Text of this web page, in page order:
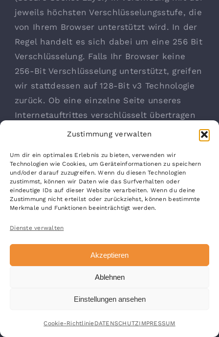
Zustimmung verwalten
Um dir ein optimales Erlebnis zu bieten, verwenden wir
Technologien wie Cookies, um Geräteinformationen zu speichern
und/oder darauf zuzugreifen. Wenn du diesen Technologien
zustimmst, können wir Daten wie das Surfverhalten oder
eindeutige IDs auf dieser Website verarbeiten. Wenn du deine
Zustimmung nicht erteilst oder zurückziehst, können bestimmte
Merkmale und Funktionen beeinträchtigt werden.
Dienste verwalten
Akzeptieren
Ablehnen
Einstellungen ansehen
Cookie-RichtlinieDATENSCHUTZIMPRESSUM
jeweils höchsten Verschlüsselungsstufe, die
von Ihrem Browser unterstützt wird. In der
Regel handelt es sich dabei um eine 256 Bit
Verschlüsselung. Falls Ihr Browser keine
256-Bit Verschlüsselung unterstützt, greifen
wir stattdessen auf 128-Bit v3 Technologie
zurück. Ob eine einzelne Seite unseres
Internetauftrittes verschlüsselt übertragen
wird, erkennen Sie an der geschlossenen
Darstellung des Schüssel- beziehungsweise
Schloss-Symbols in der unteren
Statusleiste Ihres Browsers.
Wir bedienen uns geeigneter technischer
und organisatorischer
Sicherheitsmaßnahmen, um Ihre Daten
gegen zufällige oder vorsätzliche
Manipulation, teilweisen oder vollständigen
Unsere Sicherheitsmaßnahmen werden